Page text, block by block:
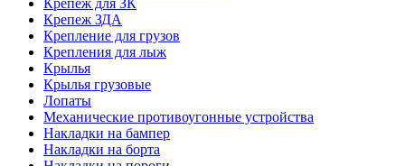
Крепеж для ЗК
Крепеж ЗДА
Крепление для грузов
Крепления для лыж
Крылья
Крылья грузовые
Лопаты
Механические противоугонные устройства
Накладки на бампер
Накладки на борта